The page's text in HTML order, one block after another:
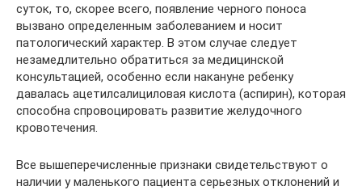
суток, то, скорее всего, появление черного поноса
вызвано определенным заболеванием и носит
патологический характер. В этом случае следует
незамедлительно обратиться за медицинской
консультацией, особенно если накануне ребенку
давалась ацетилсалициловая кислота (аспирин), которая
способна спровоцировать развитие желудочного
кровотечения.
Все вышеперечисленные признаки свидетельствуют о
наличии у маленького пациента серьезных отклонений и